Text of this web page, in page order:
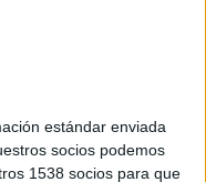
estándar enviada
socios podemos
1538 socios para que